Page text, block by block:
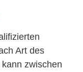
Art des
zwischen